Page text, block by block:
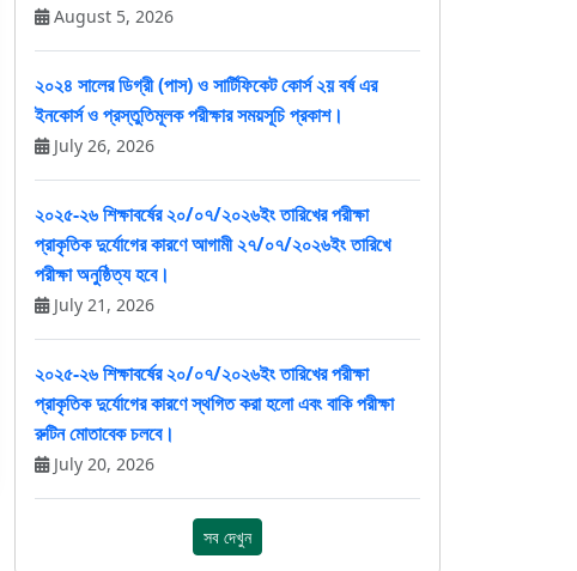
August 5, 2026
২০২৪ সালের ডিগ্রী (পাস) ও সার্টিফিকেট কোর্স ২য় বর্ষ এর
ইনকোর্স ও প্রস্তুতিমূলক পরীক্ষার সময়সূচি প্রকাশ।
July 26, 2026
২০২৫-২৬ শিক্ষাবর্ষের ২০/০৭/২০২৬ইং তারিখের পরীক্ষা
প্রাকৃতিক দুর্যোগের কারণে আগামী ২৭/০৭/২০২৬ইং তারিখে
পরীক্ষা অনুষ্ঠিত্য হবে।
July 21, 2026
২০২৫-২৬ শিক্ষাবর্ষের ২০/০৭/২০২৬ইং তারিখের পরীক্ষা
প্রাকৃতিক দুর্যোগের কারণে স্থগিত করা হলো এবং বাকি পরীক্ষা
রুটিন মোতাবেক চলবে।
July 20, 2026
সব দেখুন